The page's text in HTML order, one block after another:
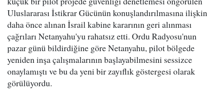
Uluslararası İstikrar Gücünün konuşlandırılmasına ilişkin
daha önce alınan İsrail kabine kararının geri alınması
çağrıları Netanyahu'yu rahatsız etti. Ordu Radyosu'nun
pazar günü bildirdiğine göre Netanyahu, pilot bölgede
yeniden inşa çalışmalarının başlayabilmesini sessizce
onaylamıştı ve bu da yeni bir zayıflık göstergesi olarak
görülüyordu.